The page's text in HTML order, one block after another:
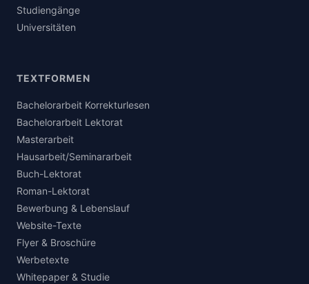
Studiengänge
Universitäten
TEXTFORMEN
Bachelorarbeit Korrekturlesen
Bachelorarbeit Lektorat
Masterarbeit
Hausarbeit/Seminararbeit
Buch-Lektorat
Roman-Lektorat
Bewerbung & Lebenslauf
Website-Texte
Flyer & Broschüre
Werbetexte
Whitepaper & Studie